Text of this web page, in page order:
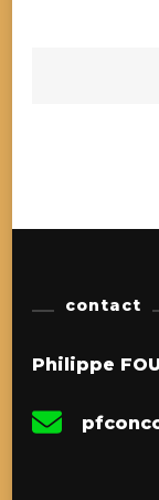
contact
Philippe